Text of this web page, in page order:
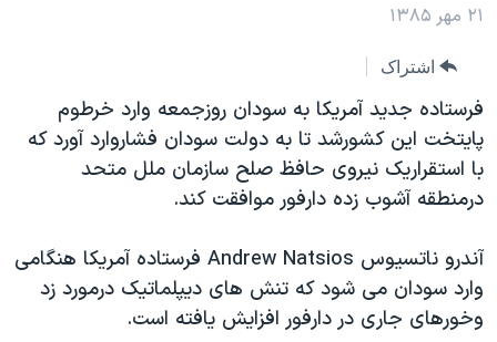
اصلی
جهش
به
جستجو
آمریکا
گزیده‌ها
ویژه برنامه‌ها
فرهنگ و زندگی
حقوق شهروندی
اقتصادی
جدول برنامه ها
صفحه‌های ویژه
عملیات خشم حماسی
۲۵۰سالگی آمریکا
بایگانی برنامه‌های تلویزیونی
مستندها
انتخابات ریاست جمهوری آمریکا ۲۰۲۴
حمله جمهوری اسلامی به اسرائیل
فرکانس‌های صدای آمریکا
پخش رادیویی
یادگیری زبان انگلیسی
دنبال کنید
۲۱ مهر ۱۳۸۵
اشتراک
فرستاده جديد آمريکا به سودان روزجمعه وارد خرطوم
پايتخت اين کشورشد تا به دولت سودان فشاروارد آورد که
با استقراريک نيروی حافظ صلح سازمان ملل متحد
درمنطقه آشوب زده دارفور موافقت کند.
آندرو ناتسيوس Andrew Natsios فرستاده آمريکا هنگامی
وارد سودان می شود که تنش های ديپلماتيک درمورد زد
وخورهای جاری در دارفور افزايش يافته است.